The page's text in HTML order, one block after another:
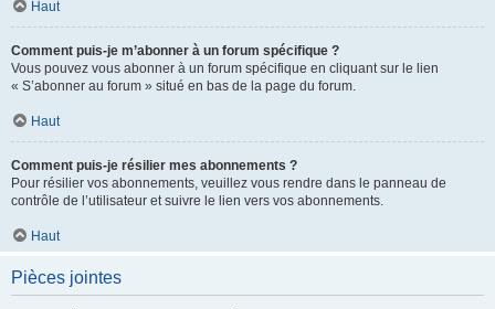
Haut
Comment puis-je m’abonner à un forum spécifique ?
Vous pouvez vous abonner à un forum spécifique en cliquant sur le lien
« S’abonner au forum » situé en bas de la page du forum.
Haut
Comment puis-je résilier mes abonnements ?
Pour résilier vos abonnements, veuillez vous rendre dans le panneau de
contrôle de l’utilisateur et suivre le lien vers vos abonnements.
Haut
Pièces jointes